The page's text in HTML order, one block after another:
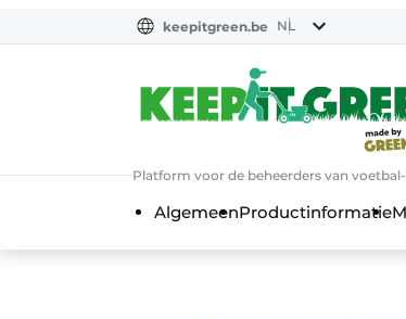
keepitgreen.be NL
Platform voor de beheerders van
AlgemeenProductinformatie